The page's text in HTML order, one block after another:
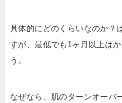
具体的にどのくらいなのか？
すが、最低でも1ヶ月以上は
う。
なぜなら、肌のターンオーバ